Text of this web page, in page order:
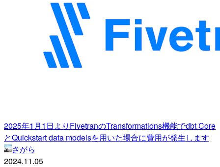
2025年1月1日よりFivetranのTransformations機能でdbt Core
とQuickstart data modelsを用いた場合に費用が発生します
さがら
2024.11.05